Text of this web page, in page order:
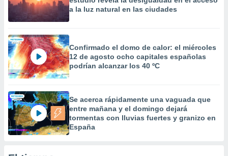
uso de
la
contenido
medir el
el
del
de
o a través
a la luz natural en las ciudades
Confirmado el domo de calor: el miércoles
12 de agosto ocho capitales españolas
podrían alcanzar los 40 ºC
Se acerca rápidamente una vaguada que
entre mañana y el domingo dejará
tormentas con lluvias fuertes y granizo en
España